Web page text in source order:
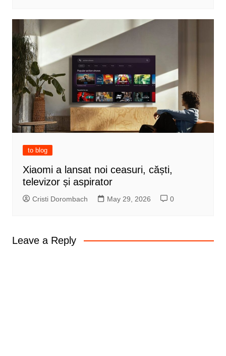
to blog
Xiaomi a lansat noi ceasuri, căști,
televizor și aspirator
Cristi Dorombach May 29, 2026 0
Leave a Reply